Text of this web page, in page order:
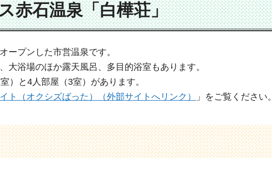
赤石温泉「白樺荘」
ープンした市営温泉です。
大浴場のほか露天風呂、多目的浴室もあります。
）と4人部屋（3室）があります。
ト（オクシズばった）（外部サイトへリンク） 」をご覧ください。